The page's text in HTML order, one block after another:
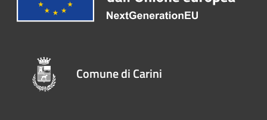
Comune di Carini